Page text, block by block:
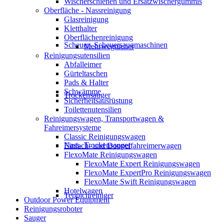
Scheuer- Scheuersaugmaschinen
Trockensauger
Nass- Trockensauger
Teppichreiniger
Oberfläche - Nassreinigung
Glasreinigung
Kletthalter
Oberflächenreinigung
Mehrwegtücher
Reinigungsutensilien
Abfalleimer
Gürteltaschen
Pads & Halter
Schwämme
Sicherheitsausrüstung
Toilettenutensilien
Reinigungswagen, Transportwagen &
Fahreimersysteme
Classic Reinigungswagen
Einfach- und Doppelfahreimerwagen
FlexoMate Reinigungswagen
FlexoMate Expert Reinigungswagen
FlexoMate ExpertPro Reinigungswagen
FlexoMate Swift Reinigungswagen
Hotelwagen
Outdoor Power Equipment
Reinigungsroboter
Sauger